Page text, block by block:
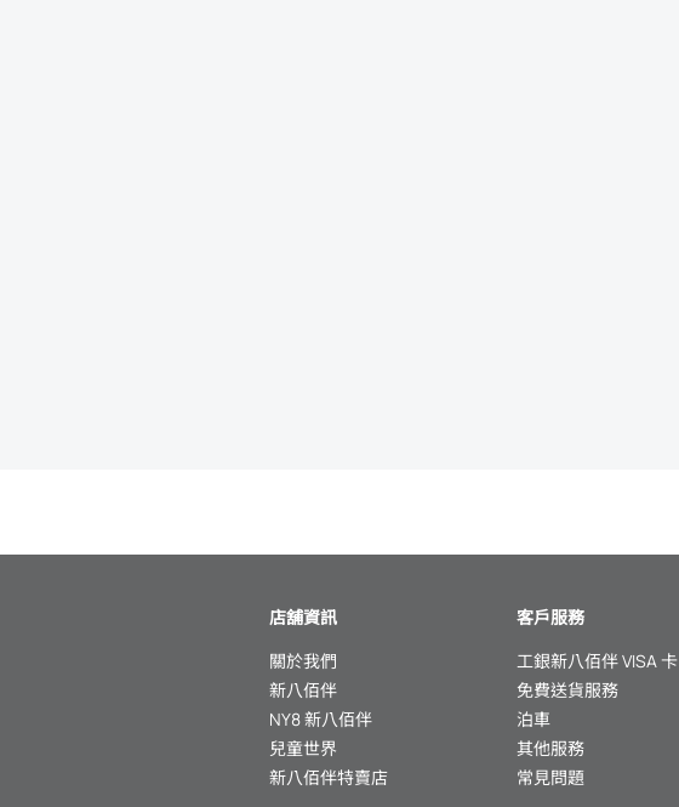
店舖資訊
關於我們
新八佰伴
NY8 新八佰伴
兒童世界
新八佰伴特賣店
客戶服務
工銀新八佰伴 VISA 卡
免費送貨服務
泊車
其他服務
常見問題